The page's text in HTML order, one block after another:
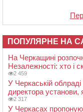
ПОПУЛЯРНЕ НА
На Черкащині
Незалежності: хто і
2 459
У Черкаській
директора установи,
2 317
У Черкасах